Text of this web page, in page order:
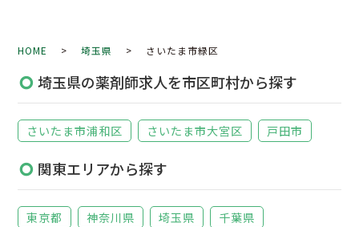
HOME >埼玉県 > さいたま市緑区
埼玉県の薬剤師求人を市区町村から探す
さいたま市浦和区 さいたま市大宮区 戸田市
関東エリアから探す
東京都 神奈川県 埼玉県 千葉県